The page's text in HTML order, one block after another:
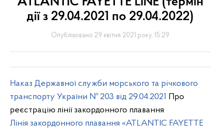
дії з 29.04.2021 по 29.04.2022)
Опубліковано 29 квітня 2021 року, 15:29
Наказ Державної служби морського та річкового
транспорту України № 203 від 29.04.2021 Про
реєстрацію лінії закордонного плавання
Лінія закордонного плавання «ATLANTIC FAYETTE